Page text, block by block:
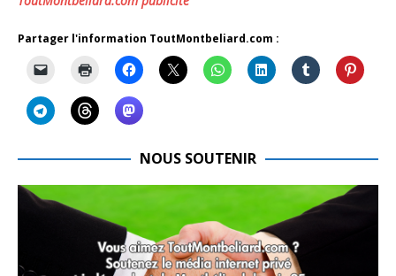
Partager l'information ToutMontbeliard.com :
NOUS SOUTENIR